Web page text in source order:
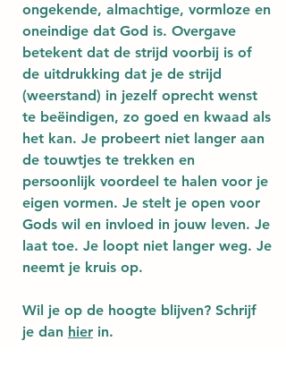
ongekende, almachtige, vormloze en
oneindige dat God is. Overgave
betekent dat de strijd voorbij is of
de uitdrukking dat je de strijd
(weerstand) in jezelf oprecht wenst
te beëindigen, zo goed en kwaad als
het kan. Je probeert niet langer aan
de touwtjes te trekken en
persoonlijk voordeel te halen voor je
eigen vormen. Je stelt je open voor
Gods wil en invloed in jouw leven. Je
laat toe. Je loopt niet langer weg. Je
neemt je kruis op.
Wil je op de hoogte blijven? Schrijf
je dan hier in.